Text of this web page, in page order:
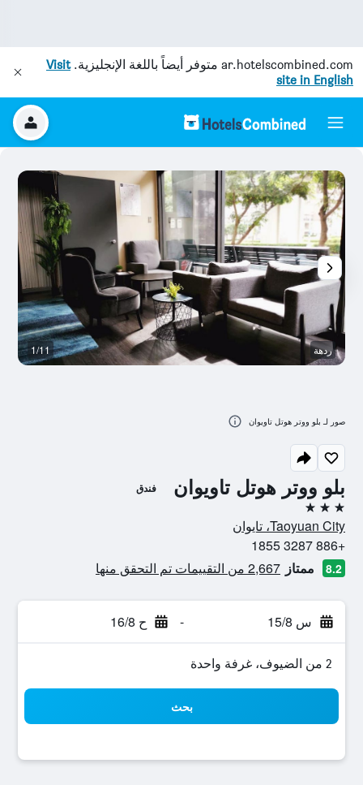
ar.hotelscombined.com متوفر أيضاً باللغة الإنجليزية.Visit
site in English
بلو ووتر هوتل تاويوان فندق
3 نجوم
Taoyuan City، تايوان
+886 3287 1855
8.2 ممتاز 2,667 من التقييمات تم التحقق منها
س 15/8 - ح 16/8
2 من الضيوف، غرفة واحدة
بحث
ردهة 1/11
صور لـ بلو ووتر هوتل تاويوان